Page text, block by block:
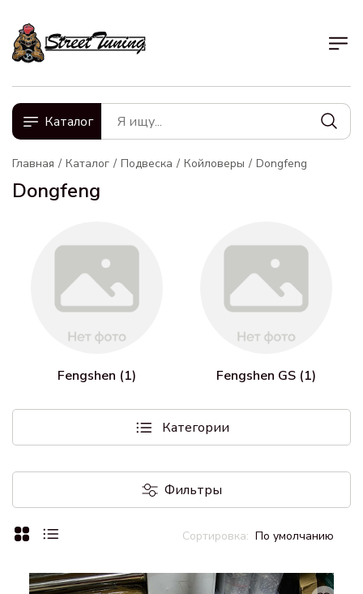
Каталог
Главная Каталог Подвеска Койловеры Dongfeng
Dongfeng
Fengshen (1) Fengshen GS (1)
Категории
Фильтры
По умолчанию